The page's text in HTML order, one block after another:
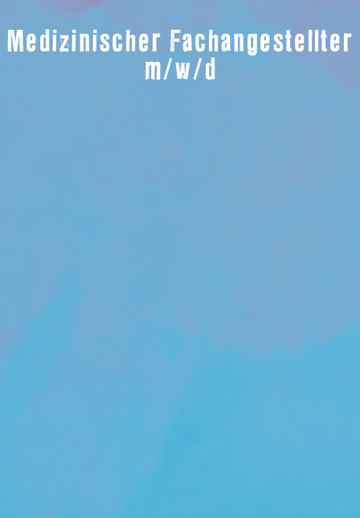
Medizinischer Fachangestellter
m/w/d